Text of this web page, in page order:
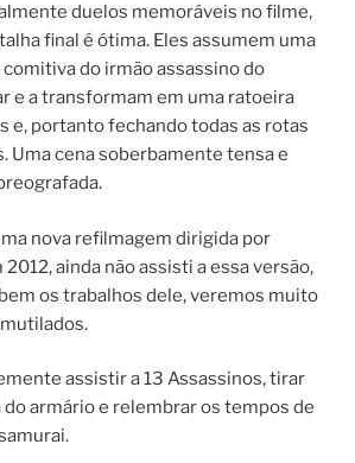
duelos memoráveis no filme,
final é ótima. Eles assumem uma
do irmão assassino do
e a transformam em uma ratoeira
e, portanto fechando todas as rotas
Uma cena soberbamente tensa e
nova refilmagem dirigida por
ainda não assisti a essa versão,
os trabalhos dele, veremos muito
assistir a 13 Assassinos, tirar
do armário e relembrar os tempos de